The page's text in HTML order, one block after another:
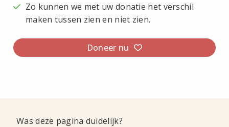
Zo kunnen we met uw donatie het verschil
maken tussen zien en niet zien.
Doneer nu
Was deze pagina duidelijk?